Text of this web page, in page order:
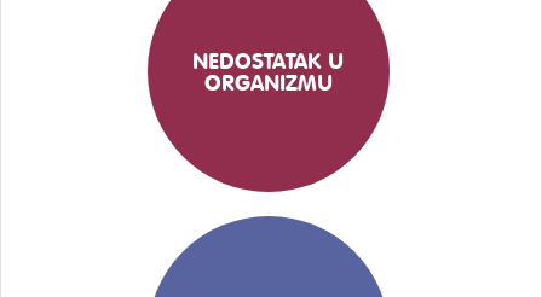
NEDOSTATAK U
ORGANIZMU